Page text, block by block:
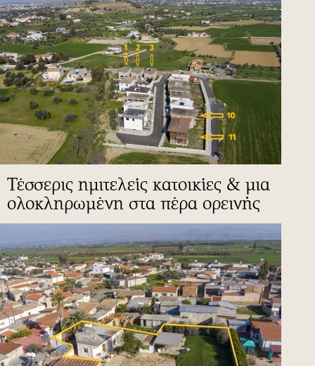
Τέσσερις ημιτελείς κατοικίες & μια
ολοκληρωμένη στα πέρα ορεινής